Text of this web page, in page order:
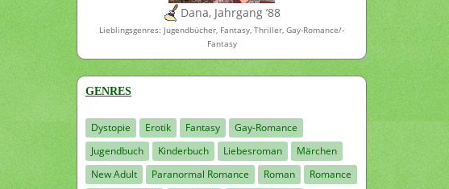
Dana, Jahrgang ’88
Lieblingsgenres: Jugendbücher, Fantasy, Thriller, Gay-Romance/-
Fantasy
GENRES
Dystopie Erotik Fantasy
Gay-Romance
Jugendbuch
Kinderbuch Liebesroman
Märchen
New Adult
Paranormal Romance Roman
Romance